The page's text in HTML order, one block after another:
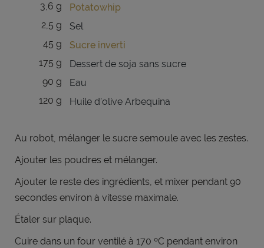
3,6 g
Potatowhip
2,5 g
Sel
45 g
Sucre inverti
175 g
Dessert de soja sans sucre
90 g
Eau
120 g
Huile d’olive Arbequina
Au robot, mélanger le sucre semoule avec les zestes.
Ajouter les poudres et mélanger.
Ajouter le reste des ingrédients, et mixer pendant 90
secondes environ à vitesse maximale.
Étaler sur plaque.
Cuire dans un four ventilé à 170 ºC pendant environ